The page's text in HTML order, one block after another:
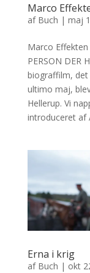
Marco
af Buch | maj
Marco Effekten
PERSON DER
biograffilm, det
ultimo maj,
Hellerup. Vi
introduceret af
Erna i krig
af Buch | okt